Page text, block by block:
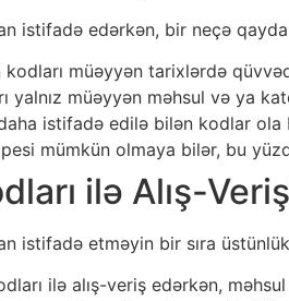
istifadə edərkən, bir neçə
müəyyən tarixlərdə
yalnız müəyyən məhsul və ya
istifadə edilə bilən kodlar ola
mümkün olmaya bilər, bu
ilə Alış-
istifadə etməyin bir sıra
ilə alış-veriş edərkən,